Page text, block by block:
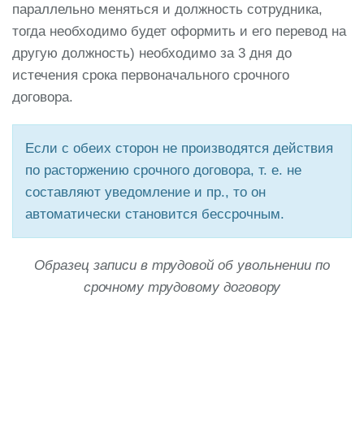
параллельно меняться и должность сотрудника,
тогда необходимо будет оформить и его перевод на
другую должность) необходимо за 3 дня до
истечения срока первоначального срочного
договора.
Если с обеих сторон не производятся действия
по расторжению срочного договора, т. е. не
составляют уведомление и пр., то он
автоматически становится бессрочным.
Образец записи в трудовой об увольнении по
срочному трудовому договору